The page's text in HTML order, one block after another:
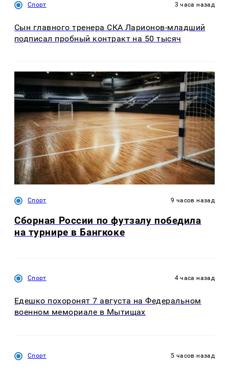
Спорт 3 часа назад
Сын главного тренера СКА Ларионов-младший
подписал пробный контракт на 50 тысяч
Спорт 9 часов назад
Сборная России по футзалу победила
на турнире в Бангкоке
Спорт 4 часа назад
Едешко похоронят 7 августа на Федеральном
военном мемориале в Мытищах
Спорт 5 часов назад